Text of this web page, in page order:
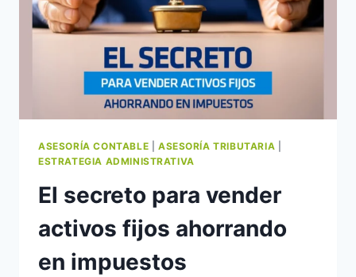
ASESORÍA CONTABLE ASESORÍA TRIBUTARIA
ESTRATEGIA ADMINISTRATIVA
El secreto para vender
activos fijos ahorrando
en impuestos